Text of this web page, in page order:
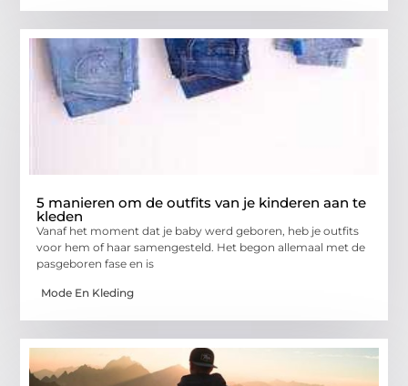
5 manieren om de outfits van je kinderen aan te
kleden
Vanaf het moment dat je baby werd geboren, heb je outfits
voor hem of haar samengesteld. Het begon allemaal met de
pasgeboren fase en is
Mode En Kleding